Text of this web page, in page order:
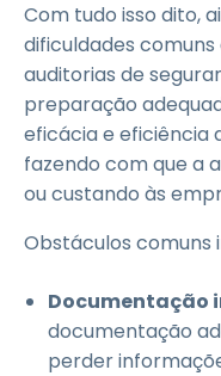
Com tudo isso dito,
dificuldades
auditorias de
preparação
eficácia e eficiência
fazendo com que a
ou custando às
Obstáculos comuns
Documentação
documentação
perder